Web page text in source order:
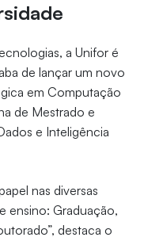
a Unifor é
de lançar um novo
em Computação
de Mestrado e
e Inteligência
nas diversas
ensino: Graduação,
destaca o